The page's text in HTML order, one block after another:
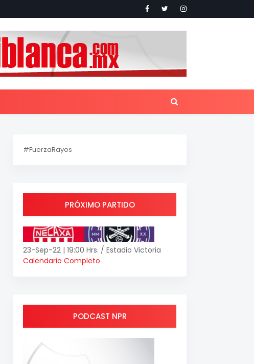
#FuerzaRayos
PRÓXIMO PARTIDO
23-Sep-22 | 19:00 Hrs. / Estadio Victoria
Calendario Completo
PODCAST NPR